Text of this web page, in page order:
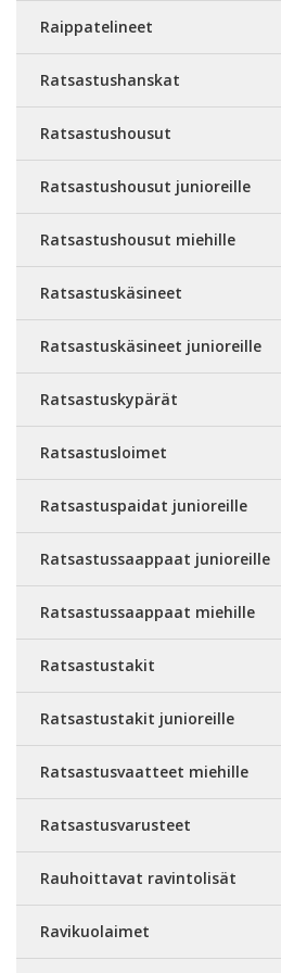
Raippatelineet
Ratsastushanskat
Ratsastushousut
Ratsastushousut junioreille
Ratsastushousut miehille
Ratsastuskäsineet
Ratsastuskäsineet junioreille
Ratsastuskypärät
Ratsastusloimet
Ratsastuspaidat junioreille
Ratsastussaappaat junioreille
Ratsastussaappaat miehille
Ratsastustakit
Ratsastustakit junioreille
Ratsastusvaatteet miehille
Ratsastusvarusteet
Rauhoittavat ravintolisät
Ravikuolaimet